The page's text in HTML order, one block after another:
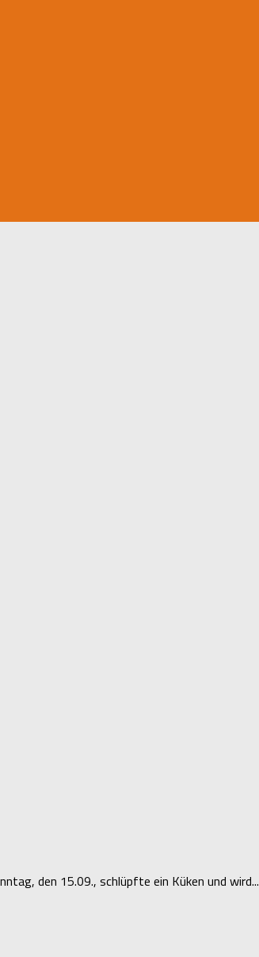
den 15.09., schlüpfte ein Küken und wird...